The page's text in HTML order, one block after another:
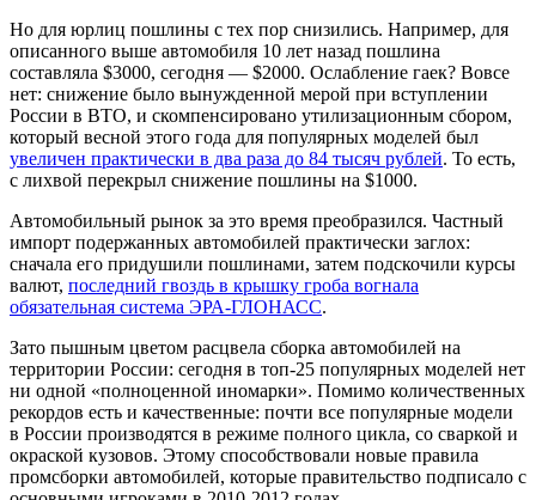
Но для юрлиц пошлины с тех пор снизились. Например, для
описанного выше автомобиля 10 лет назад пошлина
составляла $3000, сегодня — $2000. Ослабление гаек? Вовсе
нет: снижение было вынужденной мерой при вступлении
России в ВТО, и скомпенсировано утилизационным сбором,
который весной этого года для популярных моделей был
увеличен практически в два раза до 84 тысяч рублей. То есть,
с лихвой перекрыл снижение пошлины на $1000.
Автомобильный рынок за это время преобразился. Частный
импорт подержанных автомобилей практически заглох:
сначала его придушили пошлинами, затем подскочили курсы
валют, последний гвоздь в крышку гроба вогнала
обязательная система ЭРА-ГЛОНАСС.
Зато пышным цветом расцвела сборка автомобилей на
территории России: сегодня в топ-25 популярных моделей нет
ни одной «полноценной иномарки». Помимо количественных
рекордов есть и качественные: почти все популярные модели
в России производятся в режиме полного цикла, со сваркой и
окраской кузовов. Этому способствовали новые правила
промсборки автомобилей, которые правительство подписало с